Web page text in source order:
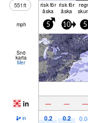
551ft risk för
åska
risk för
åska
mph 5 10 5
Snö
karta
Mer
in — — —
in 0.2 0.2